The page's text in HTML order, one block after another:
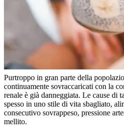
Purtroppo in gran parte della
continuamente sovraccaricati con la
renale è già danneggiata. Le cause di
spesso in uno stile di vita sbagliato,
consecutivo sovrappeso, pressione
mellito.